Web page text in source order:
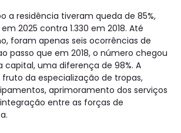
a residência tiveram queda de 85%,
2025 contra 1.330 em 2018. Até
foram apenas seis ocorrências de
passo que em 2018, o número chegou
capital, uma diferença de 98%. A
da especialização de tropas,
aprimoramento dos serviços
entre as forças de